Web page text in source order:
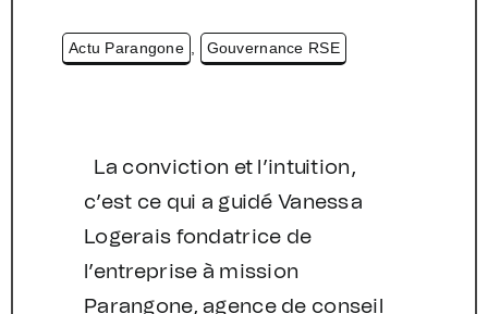
Actu Parangone , Gouvernance RSE
La conviction et l’intuition,
c’est ce qui a guidé Vanessa
Logerais fondatrice de
l’entreprise à mission
Parangone, agence de conseil